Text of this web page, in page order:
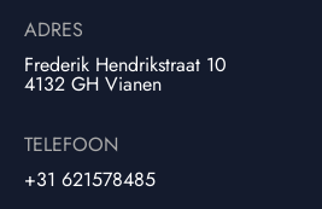
ADRES
Frederik Hendrikstraat 10
4132 GH Vianen
TELEFOON
+31 621578485